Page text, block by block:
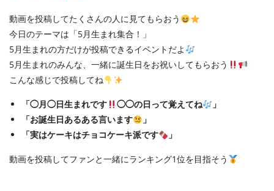
動画を投稿してたくさんの人に見てもらおう
今日のテーマは「5月生まれ集合！」
5月生まれの方だけが投稿できるイベントだよ
5月生まれのみんな、一緒に誕生日をお祝いしてもらおう
こんな感じで投稿してね
「◯月◯日生まれです ◯◯の日って覚えてね
」
「お誕生日あるある言います
」
「実はケーキはチョコケーキ派です
」
動画を投稿してファンと一緒にランキング1位を目指そう